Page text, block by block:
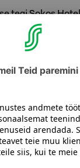
tegi Sokos
uuendatud
on uues hotellis
Vanast
ning